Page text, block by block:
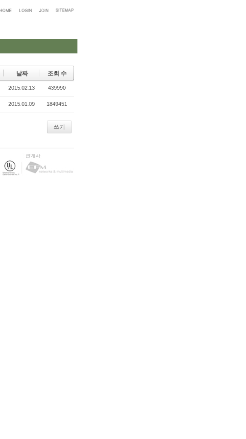
날짜 조회 수
2015.02.13 439990
2015.01.09 1849451
쓰기